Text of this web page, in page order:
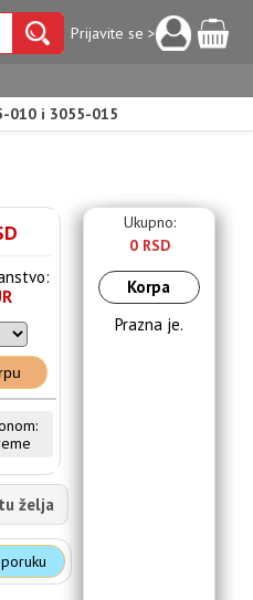
Prijavite se >
010 i 3055-015
želja
Ukupno:
0 RSD
Korpa
Prazna je.